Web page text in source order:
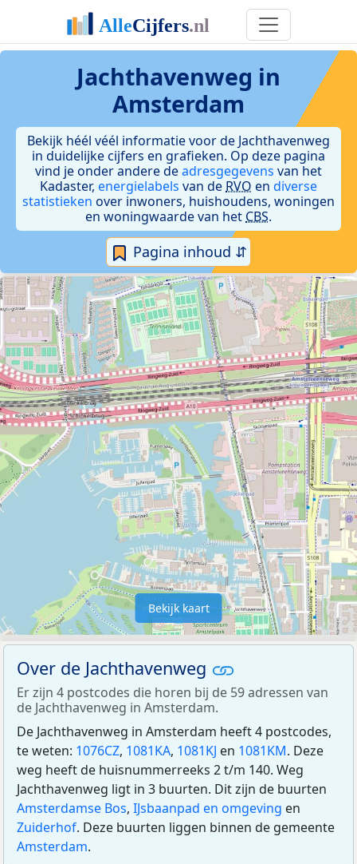
Jachthavenweg in
Amsterdam
Bekijk héél véél informatie voor de Jachthavenweg
in duidelijke cijfers en grafieken. Op deze pagina
vind je onder andere deadresgegevens van het
Kadaster, energielabels van de RVO en diverse
statistieken over inwoners, huishoudens, woningen
en woningwaarde van het CBS.
Pagina inhoud ⇵
Bekijk kaart
Over de Jachthavenweg
Er zijn 4 postcodes die horen bij de 59 adressen van
de Jachthavenweg in Amsterdam.
De Jachthavenweg in Amsterdam heeft 4 postcodes,
te weten: 1076CZ, 1081KA, 1081KJ en 1081KM. Deze
weg heeft de huisnummerreeks 2 t/m 140. Weg
Jachthavenweg ligt in 3 buurten. Dit zijn de buurten
Amsterdamse Bos, IJsbaanpad en omgeving en
Zuiderhof. Deze buurten liggen binnen de gemeente
Amsterdam.